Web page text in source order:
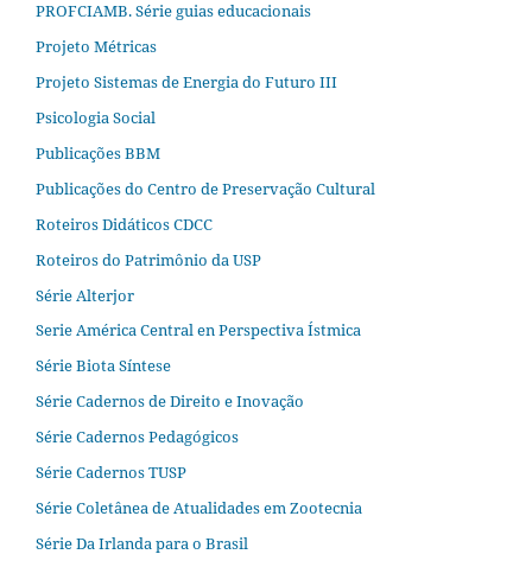
PROFCIAMB. Série guias educacionais
Projeto Métricas
Projeto Sistemas de Energia do Futuro III
Psicologia Social
Publicações BBM
Publicações do Centro de Preservação Cultural
Roteiros Didáticos CDCC
Roteiros do Patrimônio da USP
Série Alterjor
Serie América Central en Perspectiva Ístmica
Série Biota Síntese
Série Cadernos de Direito e Inovação
Série Cadernos Pedagógicos
Série Cadernos TUSP
Série Coletânea de Atualidades em Zootecnia
Série Da Irlanda para o Brasil